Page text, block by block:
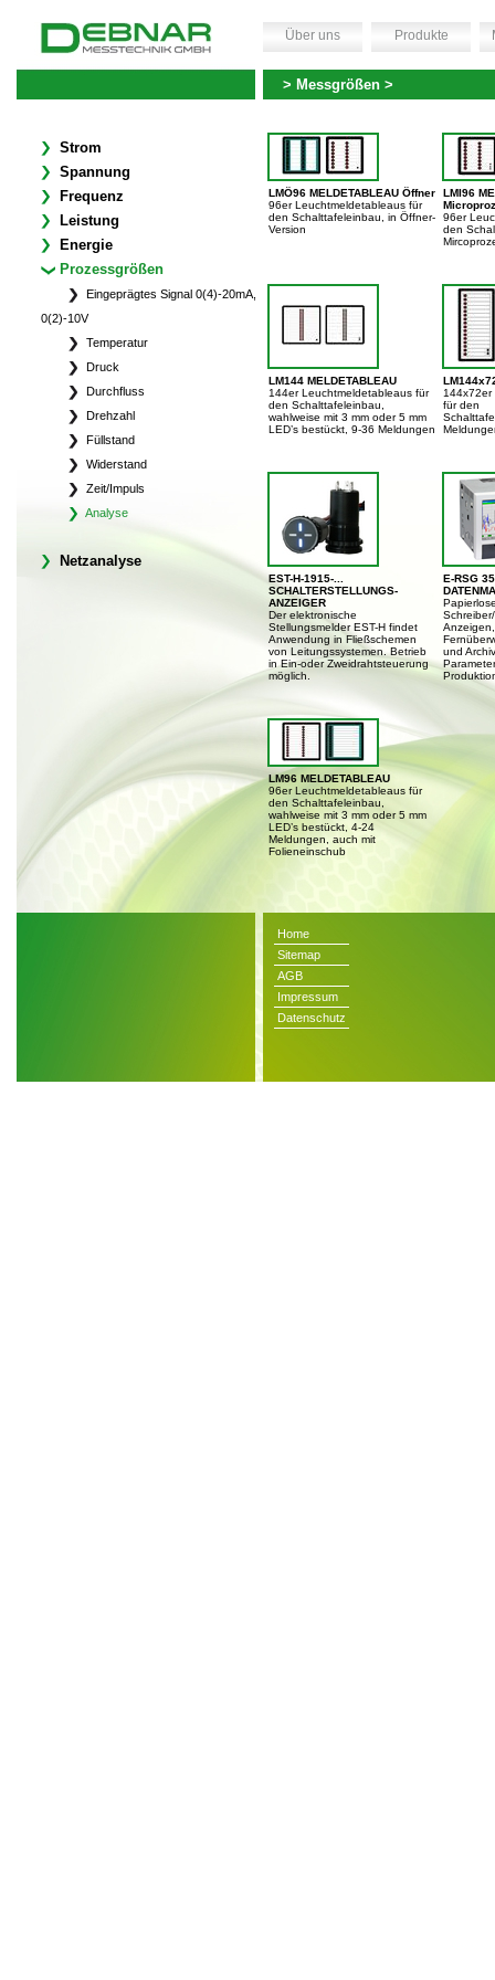
> Messgrößen >
Über uns Produkte
Strom
Spannung
Frequenz
Leistung
Energie
Prozessgrößen
Eingeprägtes Signal 0(4)-20mA,
0(2)-10V
Temperatur
Druck
Durchfluss
Drehzahl
Füllstand
Widerstand
Zeit/Impuls
Analyse
Netzanalyse
LMÖ96 MELDETABLEAU Öffner
96er Leuchtmeldetableaus für
den Schalttafeleinbau, in Öffner-
Version
LMI96
96er
den
LM144 MELDETABLEAU
144er Leuchtmeldetableaus für
den Schalttafeleinbau,
wahlweise mit 3 mm oder 5 mm
LED’s bestückt, 9-36 Meldungen
144x72er
für den
EST-H-1915-...
SCHALTERSTELLUNGS-
ANZEIGER
Der elektronische
Stellungsmelder EST-H findet
Anwendung in Fließschemen
von Leitungssystemen. Betrieb
in Ein-oder Zweidrahtsteuerung
möglich.
E-RSG
und
LM96 MELDETABLEAU
96er Leuchtmeldetableaus für
den Schalttafeleinbau,
wahlweise mit 3 mm oder 5 mm
LED’s bestückt, 4-24
Meldungen, auch mit
Folieneinschub
Home
Sitemap
AGB
Impressum
Datenschutz